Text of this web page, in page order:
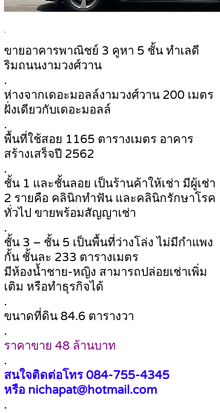
.
ขายอาคารพาณิชย์ 3 คูหา 5 ชั้น ทำเลดี
ริมถนนงามวงศ์วาน
.
ห่างจากเดอะมอลล์งามวงศ์วาน 200 เมตร
ฝั่งเดียวกับเดอะมอลล์
.
พื้นที่ใช้สอย 1165 ตารางเมตร อาคาร
สร้างเสร็จปี 2562
.
ชั้น 1 และชั้นลอย เป็นร้านค้าให้เช่า มีผู้เช่า
2 รายคือ คลินิกทำฟัน และคลินิกรักษาโรค
ทั่วไป ขายพร้อมสัญญาเช่า
.
ชั้น 3 – ชั้น 5 เป็นพื้นที่ว่างโล่ง ไม่มีกำแพง
กั้น ชั้นละ 233 ตารางเมตร
มีห้องน้ำชาย-หญิง สามารถปล่อยเช่าเพิ่ม
เติม หรือทำธุรกิจได้
.
ขนาดที่ดิน 84.6 ตารางวา
.
ราคาขาย 48 ล้านบาท
.
สนใจติดต่อโทร 084-755-4345
หรือ nichapat@hotmail.com
.